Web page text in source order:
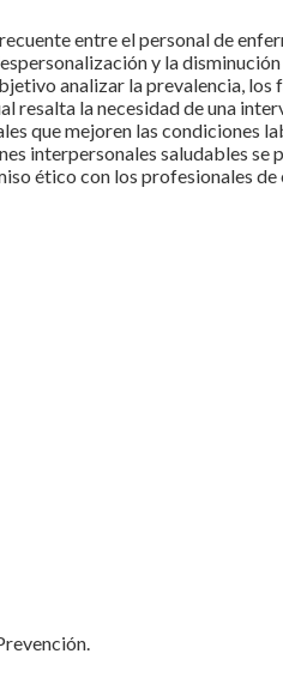
entre el personal de
y la
analizar la prevalencia,
la necesidad de una
que mejoren las condiciones
interpersonales saludables
ético con los profesionales